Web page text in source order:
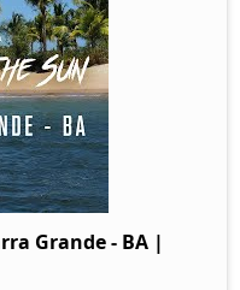
Grande - BA |